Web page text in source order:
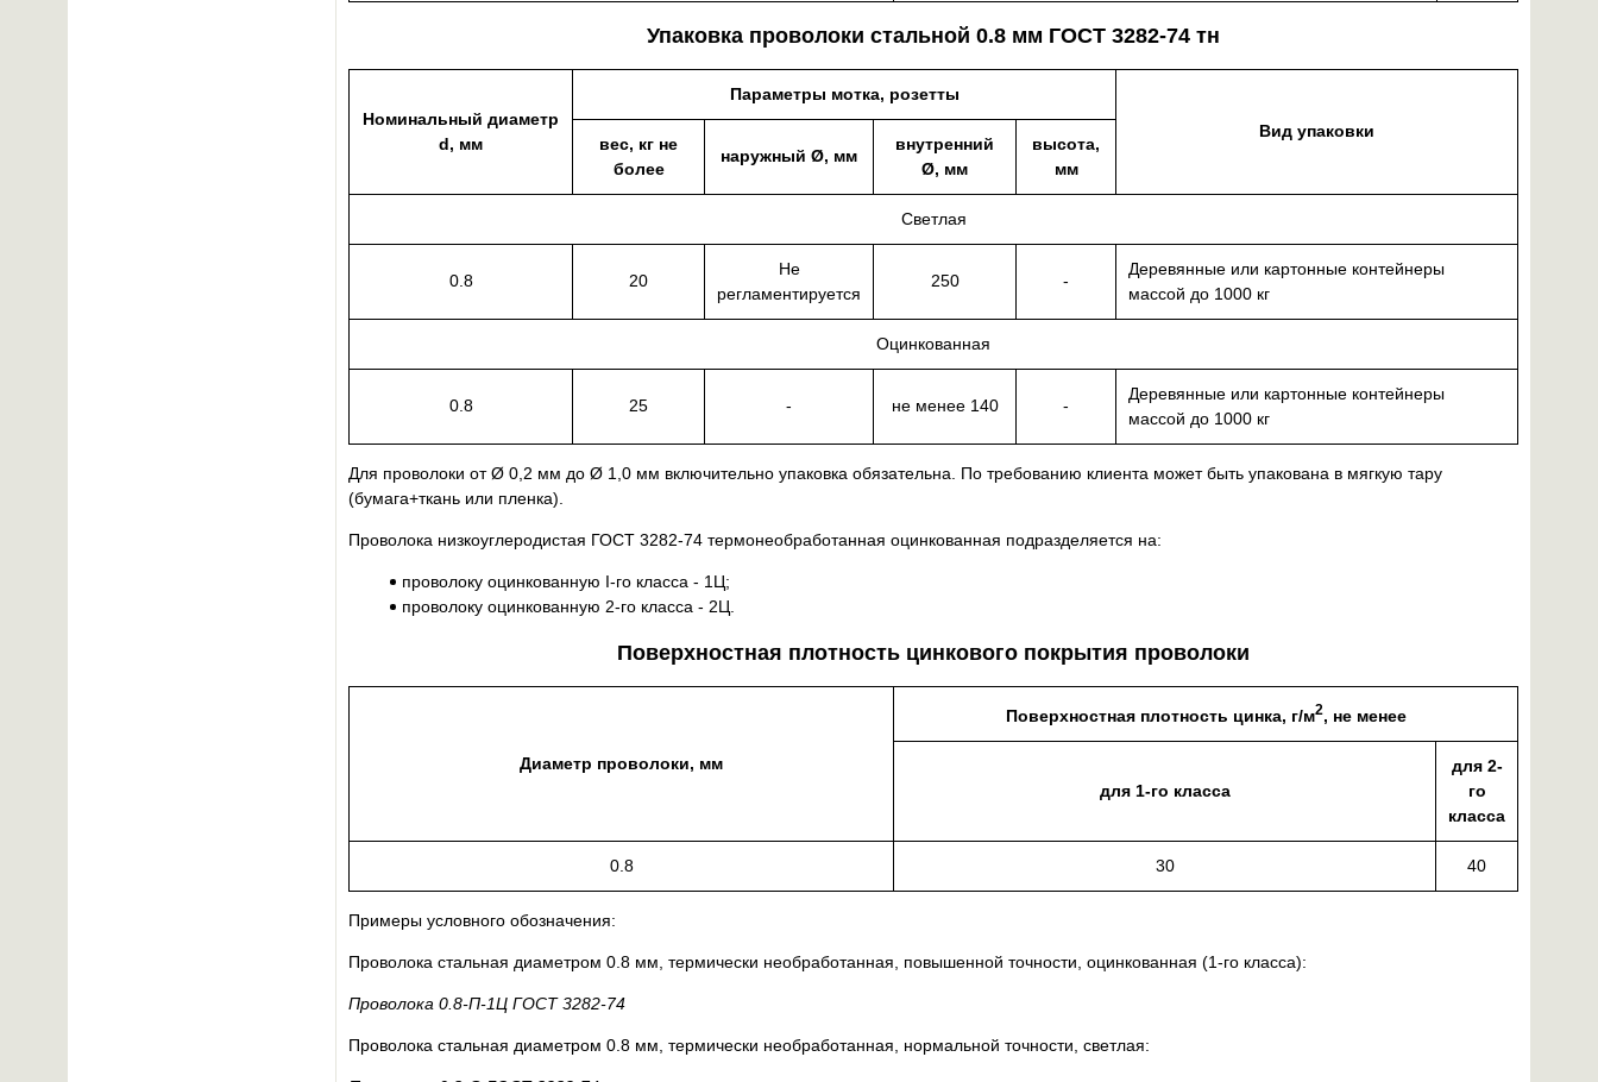
Упаковка проволоки стальной 0.8 мм ГОСТ 3282-74 тн
Номинальный диаметр
d, мм
Параметры мотка, розетты
Вид упаковки
вес, кг не
более
наружный Ø, мм
внутренний
Ø, мм
высота,
мм
Светлая
0.8 20
Не
регламентируется
250 -
Деревянные или картонные контейнеры
массой до 1000 кг
Оцинкованная
0.8 25 - не менее 140 -
Деревянные или картонные контейнеры
массой до 1000 кг
Для проволоки от Ø 0,2 мм до Ø 1,0 мм включительно упаковка обязательна. По требованию клиента может быть упакована в мягкую тару
(бумага+ткань или пленка).
Проволока низкоуглеродистая ГОСТ 3282-74 термонеобработанная оцинкованная подразделяется на:
проволоку оцинкованную I-го класса - 1Ц;
проволоку оцинкованную 2-го класса - 2Ц.
Поверхностная плотность цинкового покрытия проволоки
Диаметр проволоки, мм
Поверхностная плотность цинка, г/м2, не менее
для 1-го класса
для 2-
го
класса
0.8 30 40
Примеры условного обозначения:
Проволока стальная диаметром 0.8 мм, термически необработанная, повышенной точности, оцинкованная (1-го класса):
Проволока 0.8-П-1Ц ГОСТ 3282-74
Проволока стальная диаметром 0.8 мм, термически необработанная, нормальной точности, светлая: